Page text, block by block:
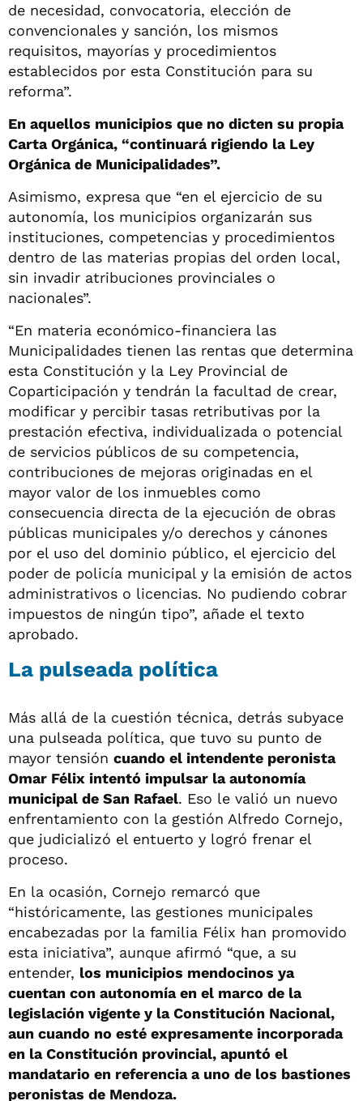
de necesidad, convocatoria, elección de
convencionales y sanción, los mismos
requisitos, mayorías y procedimientos
establecidos por esta Constitución para su
reforma”.
En aquellos municipios que no dicten su propia
Carta Orgánica, “continuará rigiendo la Ley
Orgánica de Municipalidades”.
Asimismo, expresa que “en el ejercicio de su
autonomía, los municipios organizarán sus
instituciones, competencias y procedimientos
dentro de las materias propias del orden local,
sin invadir atribuciones provinciales o
nacionales”.
“En materia económico-financiera las
Municipalidades tienen las rentas que determina
esta Constitución y la Ley Provincial de
Coparticipación y tendrán la facultad de crear,
modificar y percibir tasas retributivas por la
prestación efectiva, individualizada o potencial
de servicios públicos de su competencia,
contribuciones de mejoras originadas en el
mayor valor de los inmuebles como
consecuencia directa de la ejecución de obras
públicas municipales y/o derechos y cánones
por el uso del dominio público, el ejercicio del
poder de policía municipal y la emisión de actos
administrativos o licencias. No pudiendo cobrar
impuestos de ningún tipo”, añade el texto
aprobado.
La pulseada política
Más allá de la cuestión técnica, detrás subyace
una pulseada política, que tuvo su punto de
mayor tensión cuando el intendente peronista
Omar Félix intentó impulsar la autonomía
municipal de San Rafael. Eso le valió un nuevo
enfrentamiento con la gestión Alfredo Cornejo,
que judicializó el entuerto y logró frenar el
proceso.
En la ocasión, Cornejo remarcó que
“históricamente, las gestiones municipales
encabezadas por la familia Félix han promovido
esta iniciativa”, aunque afirmó “que, a su
entender, los municipios mendocinos ya
cuentan con autonomía en el marco de la
legislación vigente y la Constitución Nacional,
aun cuando no esté expresamente incorporada
en la Constitución provincial, apuntó el
mandatario en referencia a uno de los bastiones
peronistas de Mendoza.